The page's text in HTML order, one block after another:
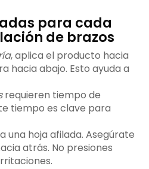
para cada
de brazos
, aplica el producto hacia
hacia abajo. Esto ayuda a
requieren tiempo de
tiempo es clave para
una hoja afilada. Asegúrate
atrás. No presiones